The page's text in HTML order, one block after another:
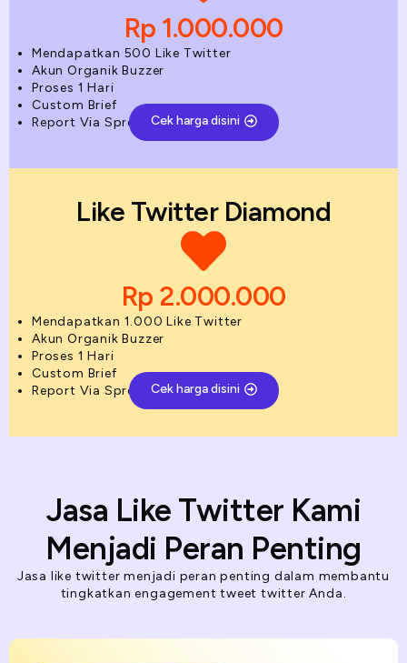
Rp 1.000.000
Mendapatkan 500 Like Twitter
Akun Organik Buzzer
Proses 1 Hari
Custom Brief
Report Via SpreadsheetCek harga disini
Like Twitter Diamond
Rp 2.000.000
Mendapatkan 1.000 Like Twitter
Akun Organik Buzzer
Proses 1 Hari
Custom Brief
Report Via SpreadsheetCek harga disini
Jasa Like Twitter Kami
Menjadi Peran Penting
Jasa like twitter menjadi peran penting dalam membantu
tingkatkan engagement tweet twitter Anda.